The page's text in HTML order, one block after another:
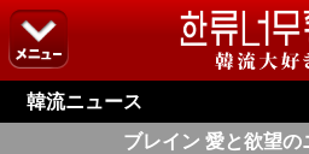
韓流ニュース
ブレイン 愛と欲望の